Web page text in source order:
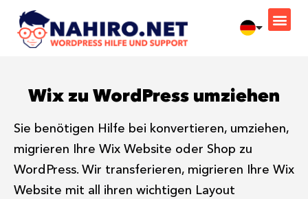
Wix zu WordPress umziehen
Sie benötigen Hilfe bei konvertieren, umziehen,
migrieren Ihre Wix Website oder Shop zu
WordPress. Wir transferieren, migrieren Ihre Wix
Website mit all ihren wichtigen Layout